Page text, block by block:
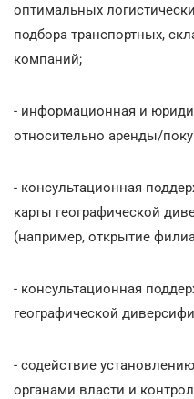
оптимальных
подбора транспортных,
компаний;
- информационная и
относительно аренды/
- консультационная
карты географической
(например, открытие
- консультационная
географической
- содействие
органами власти и